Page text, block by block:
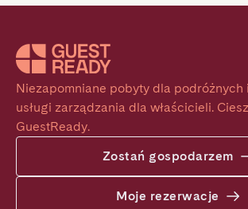
Niezapomniane pobyty dla podróżnych
usługi zarządzania dla właścicieli.
GuestReady.
Zostań gospodarzem
Moje rezerwacje